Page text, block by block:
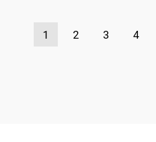
1 2 3 4